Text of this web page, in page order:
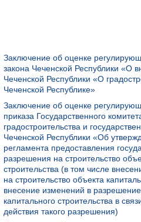
Заключение об оценке
закона Чеченской Республики «О
Чеченской Республики «О
Чеченской Республике»
Заключение об оценке
приказа Государственного
градостроительства и
Чеченской Республики «Об
регламента предоставления
разрешения на строительство
строительства (в том числе
на строительство объекта
внесение изменений в
капитального строительства в
действия такого разрешения)